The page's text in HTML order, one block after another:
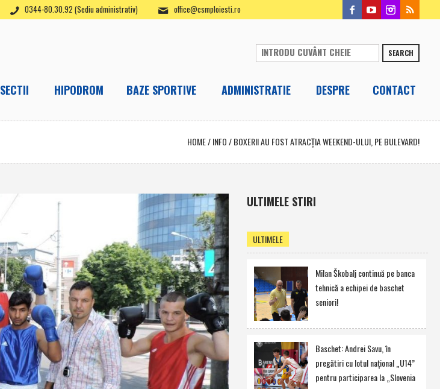
0344-80.30.92 (Sediu administrativ) office@csmploiesti.ro
SEARCH
SECTII HIPODROM BAZE SPORTIVE ADMINISTRATIE DESPRE CONTACT
HOME/INFO /BOXERII AU FOST ATRACŢIA WEEKEND-ULUI, PE BULEVARD!
ULTIMELE STIRI
ULTIMELE
Milan Škobalj continuă pe banca
tehnică a echipei de baschet
seniori!
Baschet: Andrei Savu, în
pregătiri cu lotul naţional „U14”
pentru participarea la „Slovenia